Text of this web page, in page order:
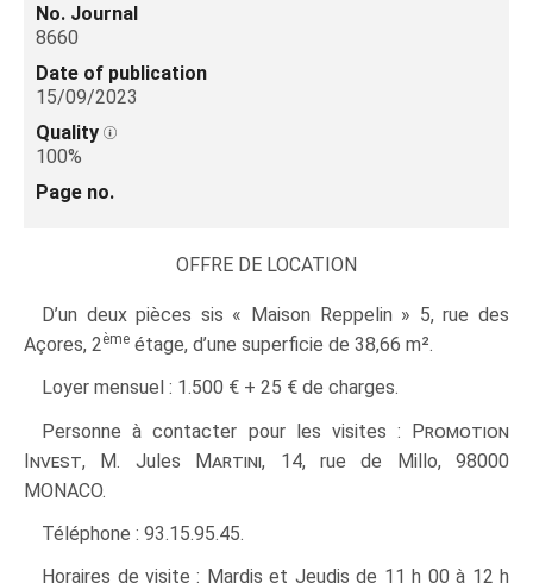
No. Journal
8660
Date of publication
15/09/2023
Quality
100%
Page no.
OFFRE DE LOCATION
D’un deux pièces sis « Maison Reppelin » 5, rue des
Açores, 2ème étage, d’une superficie de 38,66 m².
Loyer mensuel : 1.500 € + 25 € de charges.
Personne à contacter pour les visites : Promotion
Invest, M. Jules Martini, 14, rue de Millo, 98000
MONACO.
Téléphone : 93.15.95.45.
Horaires de visite : Mardis et Jeudis de 11 h 00 à 12 h